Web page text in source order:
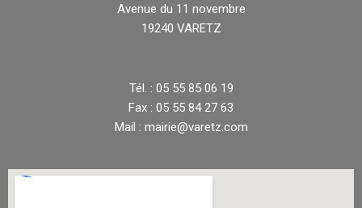
Avenue du 11 novembre
19240 VARETZ
Tél. : 05 55 85 06 19
Fax : 05 55 84 27 63
Mail : mairie@varetz.com